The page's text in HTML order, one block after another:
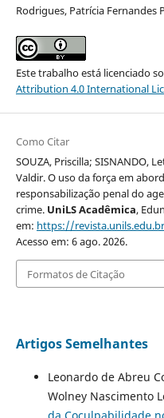
Rodrigues, Patrícia Fernandes
Este trabalho está licenciado
Attribution 4.0 International
Como Citar
SOUZA, Priscilla; SISNANDO,
Valdir. O uso da força em
responsabilização penal do
crime. UniLS Acadêmica,
em: https://
Acesso em: 6 ago. 2026.
Formatos de Citação
Artigos Semelhantes
Leonardo de Abreu
Wolney Nascimento